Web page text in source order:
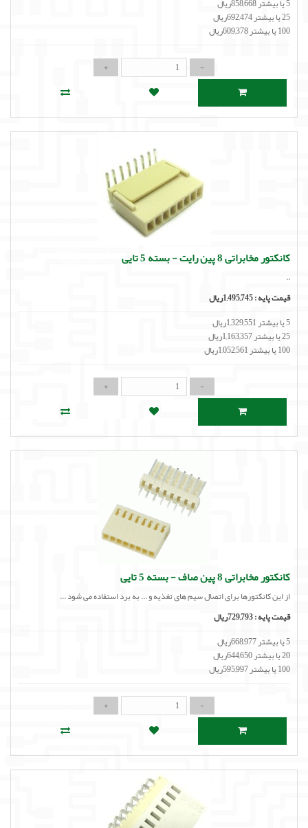
5 یا بیشتر 858,668ریال
25 یا بیشتر 692,474ریال
100 یا بیشتر 609,378ریال
کانکتور مخابراتی 8 پین رایت - بسته 5 تایی
..
قیمت پایه :1,495,745ریال
5 یا بیشتر 1,329,551ریال
25 یا بیشتر 1,163,357ریال
100 یا بیشتر 1,052,561ریال
کانکتور مخابراتی 8 پین صاف - بسته 5 تایی
از این کانکتورها برای اتصال سیم های تغذیه و ... به برد استفاده می شود ...
قیمت پایه :729,793ریال
5 یا بیشتر 668,977ریال
20 یا بیشتر 644,650ریال
100 یا بیشتر 595,997ریال